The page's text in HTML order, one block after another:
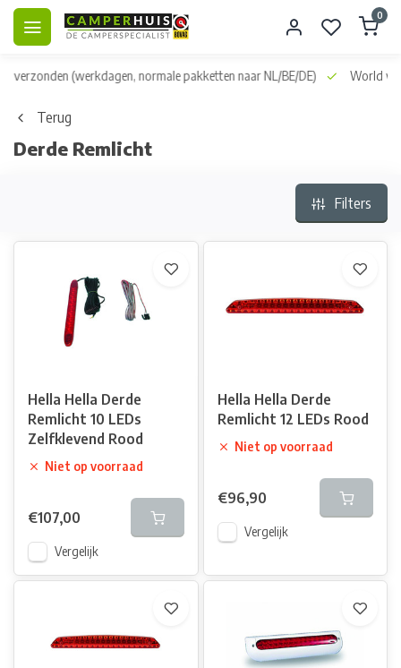
0
verzonden (werkdagen, normale pakketten naar NL/BE/DE) World
Terug
Derde Remlicht
Filters
Hella Hella Derde
Remlicht 10 LEDs
Zelfklevend Rood
Niet op voorraad
€107,00
Vergelijk
Hella Hella Derde
Remlicht 12 LEDs Rood
Niet op voorraad
€96,90
Vergelijk